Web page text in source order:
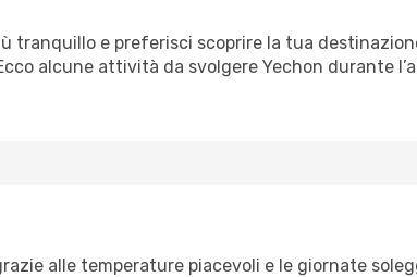
e preferisci scoprire la tua
alcune attività da svolgere Yechon durante
alle temperature piacevoli e le giornate